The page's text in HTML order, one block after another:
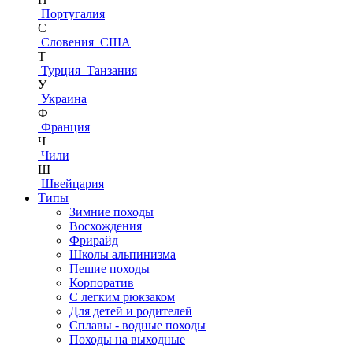
Португалия
С
Словения США
Т
Турция Танзания
У
Украина
Ф
Франция
Ч
Чили
Ш
Швейцария
Типы
Зимние походы
Восхождения
Фрирайд
Школы альпинизма
Пешие походы
Корпоратив
С легким рюкзаком
Для детей и родителей
Сплавы - водные походы
Походы на выходные